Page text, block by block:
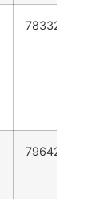
78332446555